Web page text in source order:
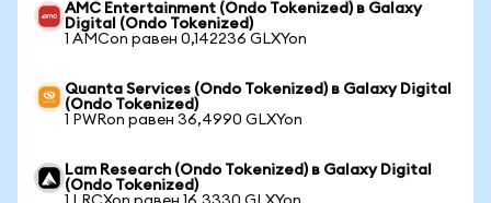
AMC Entertainment (Ondo Tokenized) в Galaxy
Digital (Ondo Tokenized)
1 AMCon равен 0,142236 GLXYon
Quanta Services (Ondo Tokenized) в Galaxy Digital
(Ondo Tokenized)
1 PWRon равен 36,4990 GLXYon
Lam Research (Ondo Tokenized) в Galaxy Digital
(Ondo Tokenized)